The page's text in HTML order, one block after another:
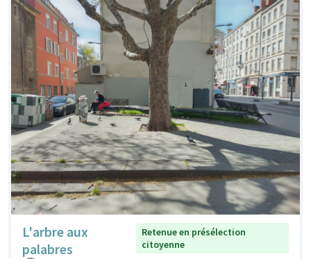
L'arbre aux
palabres
Retenue en présélection
citoyenne